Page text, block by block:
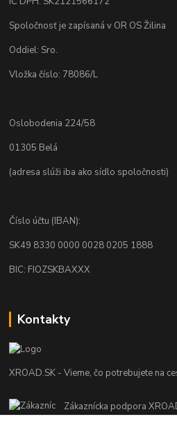
Spoločnosť je zapísaná v OR OS Žilina
Oddiel: Sro.
Vložka číslo: 78086/L
Oslobodenia 224/58
01305 Belá
(adresa slúži iba ako sídlo spoločnosti)
Číslo účtu (IBAN):
SK49 8330 0000 0028 0205 1888
BIC: FIOZSKBAXXX
Kontakty
XROAD.SK - Vieme, čo potrebujete na
Zákaznícka podpora
+421 948 013 566